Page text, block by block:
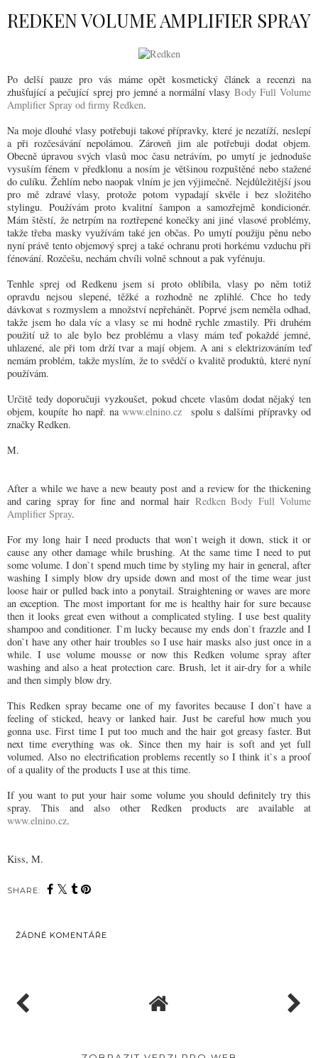
REDKEN VOLUME AMPLIFIER SPRAY
Po delší pauze pro vás máme opět kosmetický článek a recenzi na
zhušťující a pečující sprej pro jemné a normální vlasy Body Full Volume
Amplifier Spray od firmy Redken.
Na moje dlouhé vlasy potřebuji takové přípravky, které je nezatíží, neslepí
a při rozčesávání nepolámou. Zároveň jim ale potřebuji dodat objem.
Obecně úpravou svých vlasů moc času netrávím, po umytí je jednoduše
vysuším fénem v předklonu a nosím je většinou rozpuštěné nebo stažené
do culíku. Žehlím nebo naopak vlním je jen výjimečně. Nejdůležitější jsou
pro mě zdravé vlasy, protože potom vypadají skvěle i bez složitého
stylingu. Používám proto kvalitní šampon a samozřejmě kondicionér.
Mám štěstí, že netrpím na roztřepené konečky ani jiné vlasové problémy,
takže třeba masky využívám také jen občas. Po umytí použiju pěnu nebo
nyní právě tento objemový sprej a také ochranu proti horkému vzduchu při
fénování. Rozčešu, nechám chvíli volně schnout a pak vyfénuju.
Tenhle sprej od Redkenu jsem si proto oblíbila, vlasy po něm totiž
opravdu nejsou slepené, těžké a rozhodně ne zplihlé. Chce ho tedy
dávkovat s rozmyslem a množství nepřehánět. Poprvé jsem neměla odhad,
takže jsem ho dala víc a vlasy se mi hodně rychle zmastily. Při druhém
použití už to ale bylo bez problému a vlasy mám teď pokaždé jemné,
uhlazené, ale při tom drží tvar a mají objem. A ani s elektrizováním teď
nemám problém, takže myslím, že to svědčí o kvalitě produktů, které nyní
používám.
Určitě tedy doporučuji vyzkoušet, pokud chcete vlasům dodat nějaký ten
objem, koupíte ho např. nawww.elnino.cz
spolu s dalšími přípravky od
značky Redken.
M.
After a while we have a new beauty post and a review for the thickening
and caring spray for fine and normal hair Redken Body Full Volume
Amplifier Spray.
For my long hair I need products that won`t weigh it down, stick it or
cause any other damage while brushing. At the same time I need to put
some volume. I don`t spend much time by styling my hair in general, after
washing I simply blow dry upside down and most of the time wear just
loose hair or pulled back into a ponytail. Straightening or waves are more
an exception. The most important for me is healthy hair for sure because
then it looks great even without a complicated styling. I use best quality
shampoo and conditioner. I`m lucky becausemy ends don`t frazzle and I
don`t have any other hair troubles so I use hair masks also just once in a
while. I use volume mousse or now this Redken volume spray after
washing and also a heat protection care. Brush, let it air-dry for a while
and then simply blow dry.
This Redken spray became one of my favorites because I don`t have a
feeling of sticked, heavy or lanked hair. Just be careful how much you
gonna use. First time I put too much and the hair got greasy faster. But
next time everything was ok. Since then my hair is soft and yet full
volumed. Also no electrification problems recently so I think it`s a proof
ofa quality of the products I use at this time.
If you want to put your hair some volume you should definitely try this
spray. This and also other Redken products are available at
www.elnino.cz.
Kiss, M.
SHARE:
ŽÁDNÉ KOMENTÁŘE